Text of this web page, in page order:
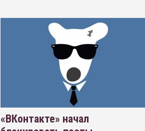
«ВКонтакте» начал